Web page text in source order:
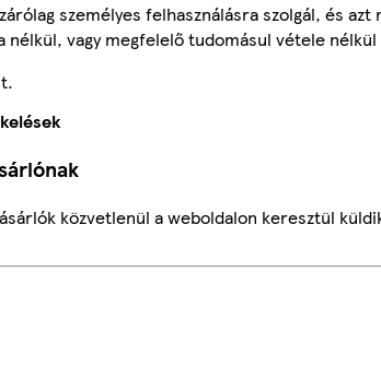
személyes felhasználásra szolgál, és
nélkül, vagy megfelelő tudomásul vétele
közvetlenül a weboldalon keresztül